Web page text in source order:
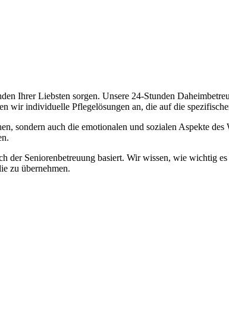
Ihrer Liebsten sorgen. Unsere 24-Stunden
wir individuelle Pflegelösungen an, die auf die
sondern auch die emotionalen und sozialen Aspekte
der Seniorenbetreuung basiert. Wir wissen, wie wichtig
zu übernehmen.